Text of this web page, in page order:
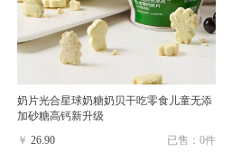
奶片光合星球奶糖奶贝干吃零食儿童无添
加砂糖高钙新升级
￥ 26.90 已售：0件